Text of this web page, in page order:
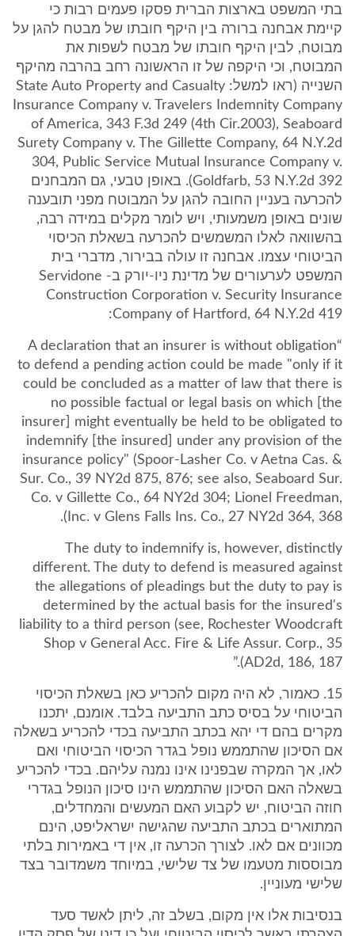
בתי המשפט בארצות הברית פסקו פעמים רבות כי
קיימת אבחנה ברורה בין היקף חובתו של מבטח להגן על
מבוטח, לבין היקף חובתו של מבטח לשפות את
המבוטח, וכי היקפה של זו הראשונה רחב בהרבה מהיקף
השנייה (ראו למשל: State Auto Property and Casualty
Insurance Company v. Travelers Indemnity Company
of America, 343 F.3d 249 (4th Cir.2003), Seaboard
Surety Company v. The Gillette Company, 64 N.Y.2d
304, Public Service Mutual Insurance Company v.
Goldfarb, 53 N.Y.2d 392). באופן טבעי, גם המבחנים
להכרעה בעניין החובה להגן על המבוטח מפני תובענה
שונים באופן משמעותי, ויש לומר מקלים במידה רבה,
בהשוואה לאלו המשמשים להכרעה בשאלת הכיסוי
הביטוחי עצמו. אבחנה זו עולה בבירור, מדברי בית
המשפט לערעורים של מדינת ניו-יורק ב- Servidone
Construction Corporation v. Security Insurance
Company of Hartford, 64 N.Y.2d 419:
“A declaration that an insurer is without obligation
to defend a pending action could be made "only if it
could be concluded as a matter of law that there is
no possible factual or legal basis on which [the
insurer] might eventually be held to be obligated to
indemnify [the insured] under any provision of the
insurance policy" (Spoor-Lasher Co. v Aetna Cas. &
Sur. Co., 39 NY2d 875, 876; see also, Seaboard Sur.
Co. v Gillette Co., 64 NY2d 304; Lionel Freedman,
Inc. v Glens Falls Ins. Co., 27 NY2d 364, 368).
The duty to indemnify is, however, distinctly
different. The duty to defend is measured against
the allegations of pleadings but the duty to pay is
determined by the actual basis for the insured's
liability to a third person (see, Rochester Woodcraft
Shop v General Acc. Fire & Life Assur. Corp., 35
AD2d, 186, 187).”
15. כאמור, לא היה מקום להכריע כאן בשאלת הכיסוי
הביטוחי על בסיס כתב התביעה בלבד. אומנם, יתכנו
מקרים בהם די יהא בכתב התביעה בכדי להכריע בשאלה
אם הסיכון שהתממש נופל בגדר הכיסוי הביטוחי ואם
לאו, אך המקרה שבפנינו אינו נמנה עליהם. בכדי להכריע
בשאלה האם הסיכון שהתממש הינו סיכון הנופל בגדרי
חוזה הביטוח, יש לקבוע האם המעשים והמחדלים,
המתוארים בכתב התביעה שהגישה ישראליפט, הינם
מכוונים אם לאו. לצורך הכרעה זו, אין די באמירות בלתי
מבוססות מטעמו של צד שלישי, במיוחד משמדובר בצד
שלישי מעוניין.
בנסיבות אלו אין מקום, בשלב זה, ליתן לאשד סעד